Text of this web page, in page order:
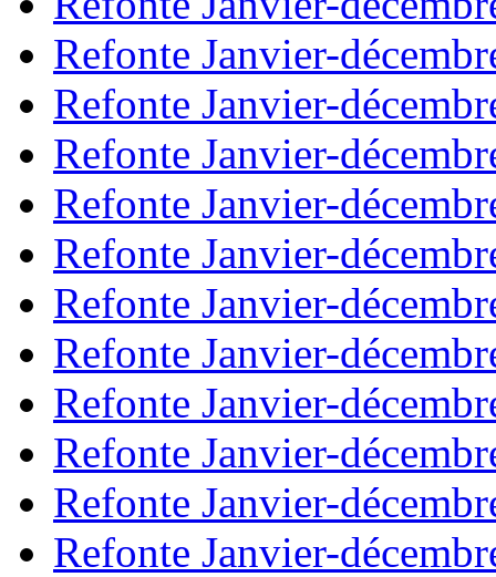
Refonte Janvier-
Refonte Janvier-
Refonte Janvier-
Refonte Janvier-
Refonte Janvier-
Refonte Janvier-
Refonte Janvier-
Refonte Janvier-
Refonte Janvier-
Refonte Janvier-
Refonte Janvier-